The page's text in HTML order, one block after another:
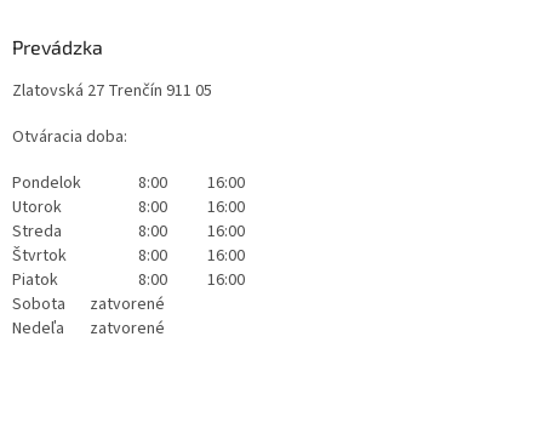
Prevádzka
Zlatovská 27 Trenčín 911 05
Otváracia doba:
Pondelok
8:00
16:00
Utorok
8:00
16:00
Streda
8:00
16:00
Štvrtok
8:00
16:00
Piatok
8:00
16:00
Sobota
zatvorené
Nedeľa
zatvorené